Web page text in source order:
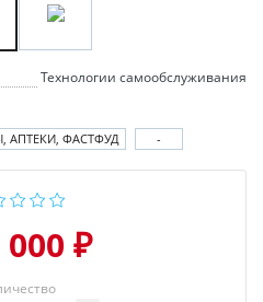
Технологии самообслуживания
АПТЕКИ, ФАСТФУД -
₽